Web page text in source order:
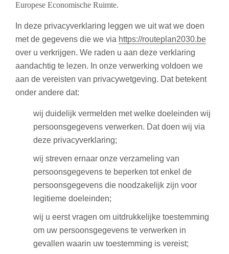
Europese Economische Ruimte.
In deze privacyverklaring leggen we uit wat we doen
met de gegevens die we via https://routeplan2030.be
over u verkrijgen. We raden u aan deze verklaring
aandachtig te lezen. In onze verwerking voldoen we
aan de vereisten van privacywetgeving. Dat betekent
onder andere dat:
wij duidelijk vermelden met welke doeleinden wij
persoonsgegevens verwerken. Dat doen wij via
deze privacyverklaring;
wij streven ernaar onze verzameling van
persoonsgegevens te beperken tot enkel de
persoonsgegevens die noodzakelijk zijn voor
legitieme doeleinden;
wij u eerst vragen om uitdrukkelijke toestemming
om uw persoonsgegevens te verwerken in
gevallen waarin uw toestemming is vereist;